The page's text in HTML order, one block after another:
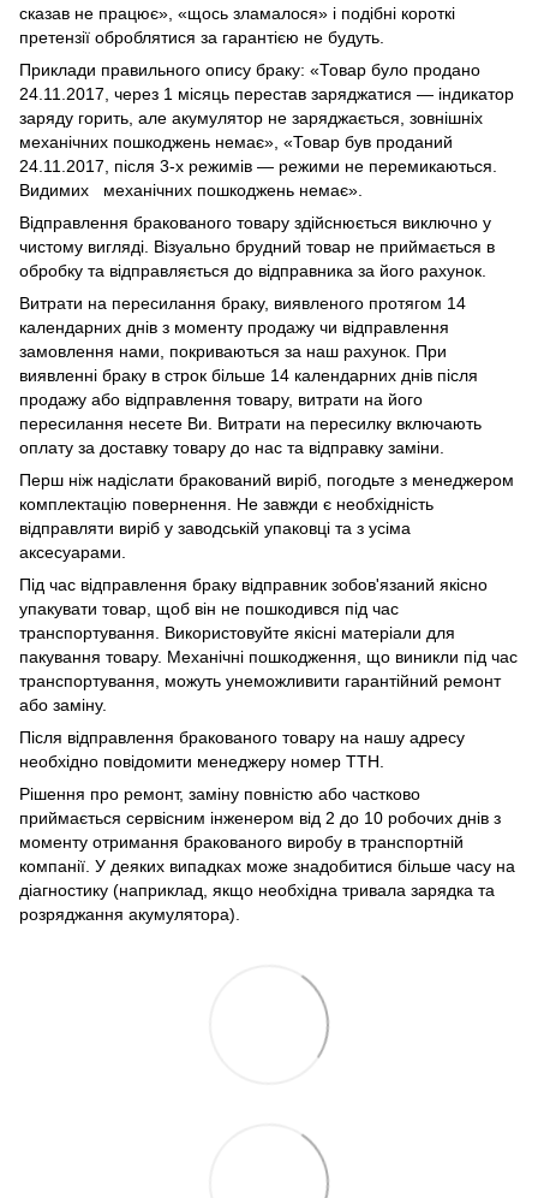
сказав не працює», «щось зламалося» і подібні короткі
претензії оброблятися за гарантією не будуть.
Приклади правильного опису браку: «Товар було продано
24.11.2017, через 1 місяць перестав заряджатися — індикатор
заряду горить, але акумулятор не заряджається, зовнішніх
механічних пошкоджень немає», «Товар був проданий
24.11.2017, після 3-х режимів — режими не перемикаються.
Видимих механічних пошкоджень немає».
Відправлення бракованого товару здійснюється виключно у
чистому вигляді. Візуально брудний товар не приймається в
обробку та відправляється до відправника за його рахунок.
Витрати на пересилання браку, виявленого протягом 14
календарних днів з моменту продажу чи відправлення
замовлення нами, покриваються за наш рахунок. При
виявленні браку в строк більше 14 календарних днів після
продажу або відправлення товару, витрати на його
пересилання несете Ви. Витрати на пересилку включають
оплату за доставку товару до нас та відправку заміни.
Перш ніж надіслати бракований виріб, погодьте з менеджером
комплектацію повернення. Не завжди є необхідність
відправляти виріб у заводській упаковці та з усіма
аксесуарами.
Під час відправлення браку відправник зобов'язаний якісно
упакувати товар, щоб він не пошкодився під час
транспортування. Використовуйте якісні матеріали для
пакування товару. Механічні пошкодження, що виникли під час
транспортування, можуть унеможливити гарантійний ремонт
або заміну.
Після відправлення бракованого товару на нашу адресу
необхідно повідомити менеджеру номер ТТН.
Рішення про ремонт, заміну повністю або частково
приймається сервісним інженером від 2 до 10 робочих днів з
моменту отримання бракованого виробу в транспортній
компанії. У деяких випадках може знадобитися більше часу на
діагностику (наприклад, якщо необхідна тривала зарядка та
розряджання акумулятора).